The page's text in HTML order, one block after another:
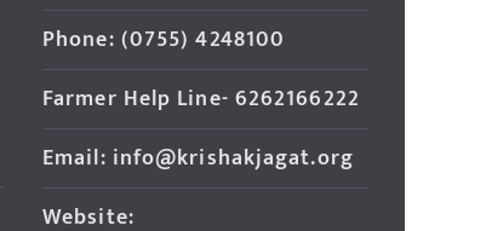
Phone: (0755) 4248100
Farmer Help Line- 6262166222
Email: info@krishakjagat.org
Website: